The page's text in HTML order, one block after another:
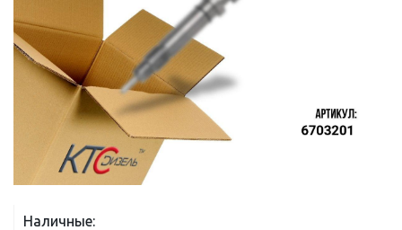
Наличные: